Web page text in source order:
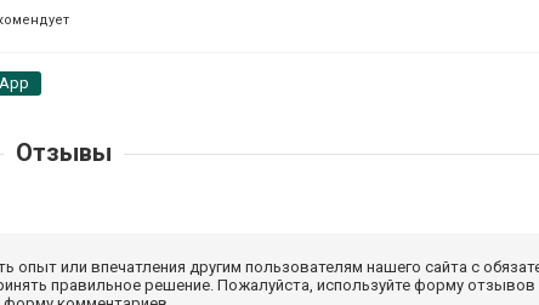
Отзывы
или впечатления другим пользователям нашего сайта с
правильное решение. Пожалуйста, используйте форму отзывов